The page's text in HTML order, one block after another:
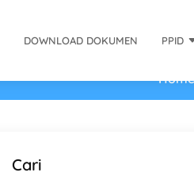
DOWNLOAD DOKUMEN PPID
Home
Cari